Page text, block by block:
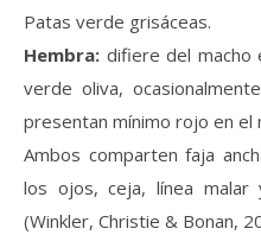
Patas verde grisáceas.
Hembra: difiere del macho
verde oliva,
presentan mínimo rojo en el
Ambos comparten faja
los ojos, ceja, línea malar
(Winkler, Christie & Bonan,